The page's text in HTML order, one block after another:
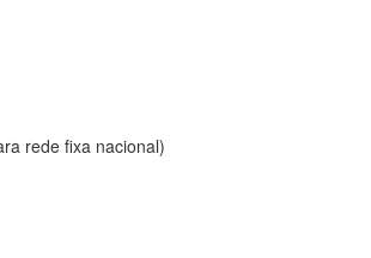
rede fixa nacional)